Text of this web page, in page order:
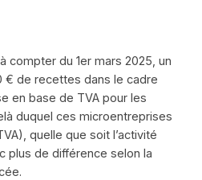
compter du 1er mars 2025, un
€ de recettes dans le cadre
en base de TVA pour les
duquel ces microentreprises
quelle que soit l’activité
plus de différence selon la